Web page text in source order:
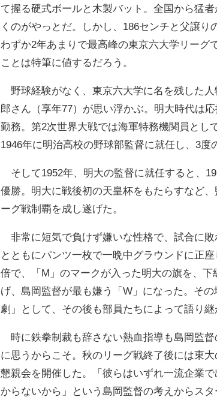
て握る硬式ボールと木製バット。全国から猛
くのがやっとだ。しかし、186センチと父譲
わずか2年あまりで最高峰の東京六大学リーグ
ことは特筆に値するだろう。
野球経験がなく、東京六大学に名を残した
郎さん（享年77）が思い浮かぶ。明大時代は
勤務。第2次世界大戦では海軍特務機関員とし
1946年に明治高校の野球部監督に就任し、3度
そして1952年、明大の監督に就任すると、
優勝。明大に戦後初の天皇杯をもたらすなど
ーグ戦制覇を成し遂げた。
非常に短気で負けず嫌いな性格で、試合に敗
とともにパンツ一枚で一晩中グラウンドに正
倍で、「M」のマークが入った明大の旗を、
げ、島岡監督が最も嫌う「W」になった。そ
劇」として、その後も部員たちによって語り継
時に鉄拳制裁も辞さない熱血指導も島岡監
に思うからこそ。秋のリーグ戦終了後には東
懇親会を開催した。「彼らはいずれ一流企業
からないから」という島岡監督の考えからス